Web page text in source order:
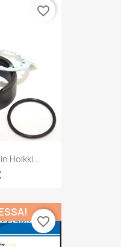
Holkki...
favorite_border
favorite_border